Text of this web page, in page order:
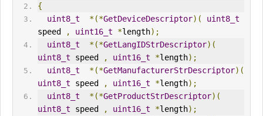
{
uint8_t
*(*GetDeviceDescriptor)(
uint8_t
speed
, uint16_t *length);
uint8_t
*(*GetLangIDStrDescriptor)(
uint8_t speed , uint16_t *length);
uint8_t
*(*GetManufacturerStrDescriptor)(
uint8_t speed , uint16_t *length);
uint8_t
*(*GetProductStrDescriptor)(
uint8_t speed , uint16_t *length);